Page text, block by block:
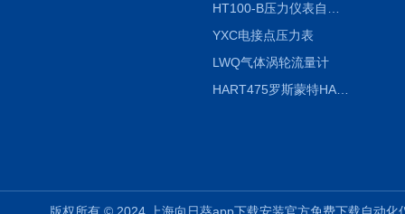
YXC电接点压力表
LWQ气体涡轮流量计
HART475罗斯蒙特HART475手操器